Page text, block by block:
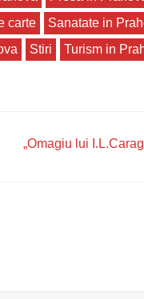
carte Sanatate in
Stiri Turism in
„Omagiu lui